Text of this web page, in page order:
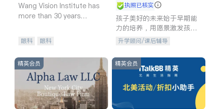
Wang Vision Institute has
more than 30 years
眼科 眼科
执照已核实
孩子美好的未来始于早期能
力的培养，用愿景激发孩子
的学习潜力和动力。理念：
拥有成长型心态是成功的基
石。
升学顾问/课后辅导
精英会员 精英会员